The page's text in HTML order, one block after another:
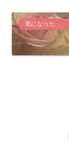
気になった言葉